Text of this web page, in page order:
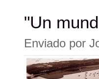
"Un
Enviado por